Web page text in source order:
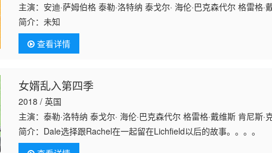
主演：安迪·萨姆伯格 泰勒·洛特纳 泰戈尔· 海伦·巴克森代尔 格雷格
简介：未知
查看详情
女婿乱入第四季
2018 / 英国
主演：泰勒·洛特纳 泰戈尔· 海伦·巴克森代尔 格雷格·戴维斯 肯尼斯
简介： Dale选择跟Rachel在一起留在Lichfield以后的故事。。。。